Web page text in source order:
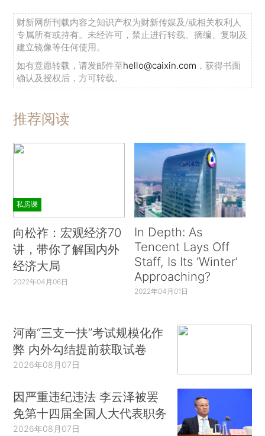
财新网所刊载内容之知识产权为财新传媒及/或相关权利人
专属所有或持有。未经许可，禁止进行转载、摘编、复制及
建立镜像等任何使用。
如有意愿转载，请发邮件至hello@caixin.com ，获得书面
确认及授权后，方可转载。
推荐阅读
私房课
向松祚：宏观经济70
讲，带你了解国内外
经济大局
2022年04月06日
In Depth: As
Tencent Lays Off
Staff, Is Its ‘Winter’
Approaching?
2022年04月01日
河南“三支一扶”考试规模化作
弊 内外勾结提前获取试卷
2026年08月07日
因严重违纪违法 李云泽被罢
免第十四届全国人大代表职务
2026年08月07日